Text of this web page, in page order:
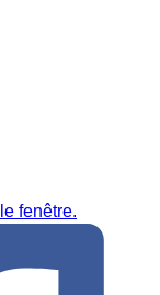
fenêtre.